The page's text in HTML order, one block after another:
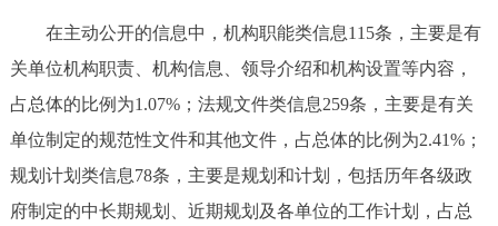
多语种
ENGLISH 한국어 日本語
DEUTSCH FRANÇAIS РУССКИЙ ЯЗЫК
在主动公开的信息中，机构职能类信息115条，主要是有
关单位机构职责、机构信息、领导介绍和机构设置等内容，
占总体的比例为1.07%；法规文件类信息259条，主要是有关
单位制定的规范性文件和其他文件，占总体的比例为2.41%；
规划计划类信息78条，主要是规划和计划，包括历年各级政
府制定的中长期规划、近期规划及各单位的工作计划，占总